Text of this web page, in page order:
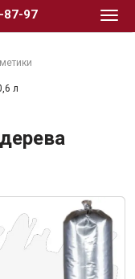
л
87-97